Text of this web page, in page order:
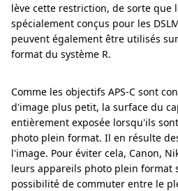
lève cette restriction, de sorte que
spécialement conçus pour les
peuvent également être utilisés
format du système R.
Comme les objectifs APS-C sont
d'image plus petit, la surface du
entièrement exposée lorsqu'ils
photo plein format. Il en résulte
l'image. Pour éviter cela, Canon,
leurs appareils photo plein format
possibilité de commuter entre le